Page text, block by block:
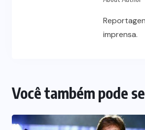
imprensa.
Você também pode